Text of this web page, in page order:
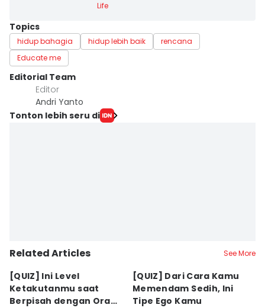
Life
Topics
hidup bahagia hidup lebih baik
rencana
Educate me
Editorial Team
Editor
Andri Yanto
Tonton lebih seru di
Related Articles See More
[QUIZ] Ini Level
Ketakutanmu saat
Berpisah dengan Orang
[QUIZ] Dari Cara Kamu
Memendam Sedih, Ini
Tipe Ego Kamu